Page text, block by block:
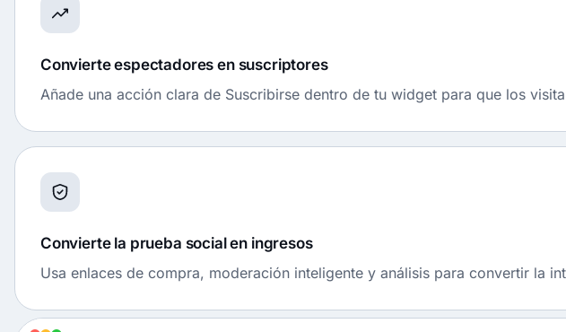
Convierte espectadores en suscriptores
Añade una acción clara de Suscribirse dentro de tu widget para que los
Convierte la prueba social en ingresos
Usa enlaces de compra, moderación inteligente y análisis para convertir la